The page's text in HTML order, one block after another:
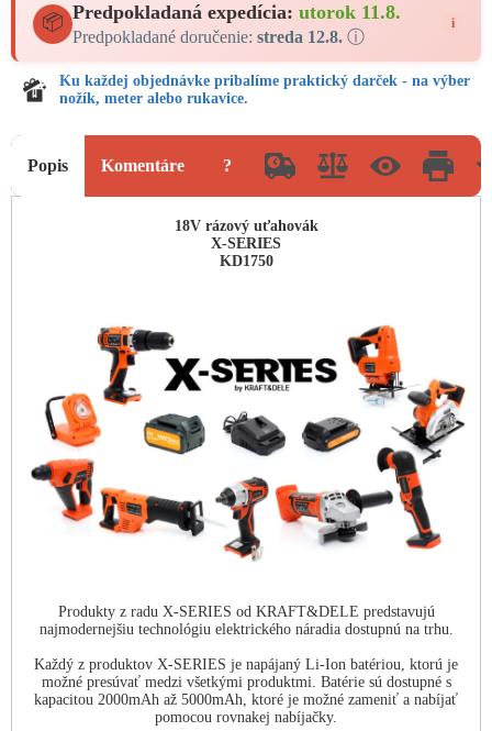
📦 Predpokladaná expedícia: utorok 11.8.
Predpokladané doručenie: streda 12.8. ⓘ
i
Ku každej objednávke pribalíme praktický darček - na výber
nožík, meter alebo rukavice.
Popis Komentáre ?
18V rázový uťahovák
X-SERIES
KD1750
Produkty z radu X-SERIES od KRAFT&DELE predstavujú
najmodernejšiu technológiu elektrického náradia dostupnú na trhu.
Každý z produktov X-SERIES je napájaný Li-Ion batériou, ktorú je
možné presúvať medzi všetkými produktmi. Batérie sú dostupné s
kapacitou 2000mAh až 5000mAh, ktoré je možné zameniť a nabíjať
pomocou rovnakej nabíjačky.